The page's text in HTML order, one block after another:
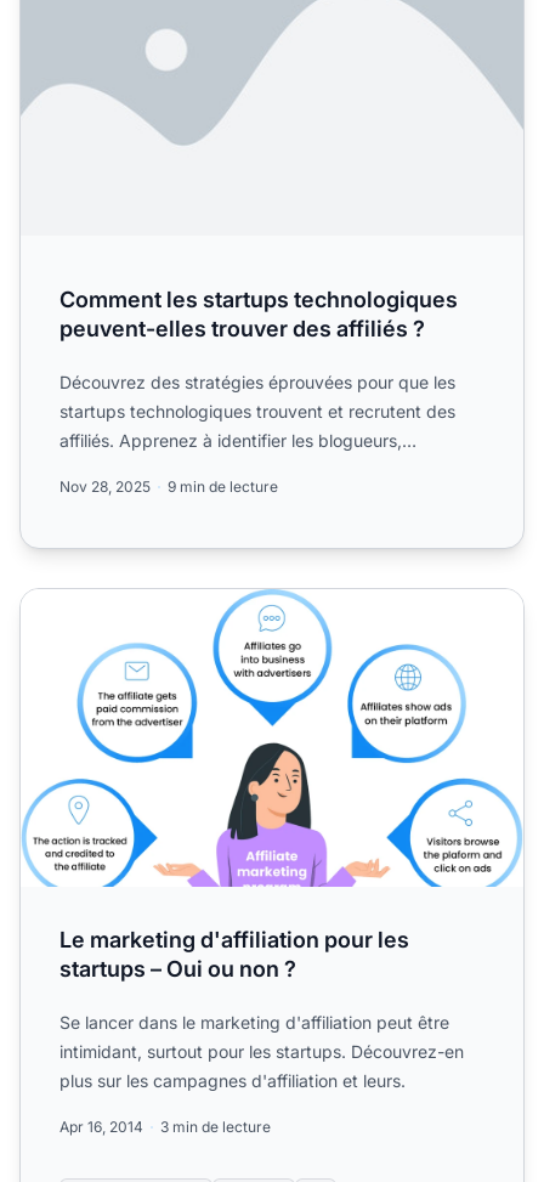
Comment les startups technologiques
peuvent-elles trouver des affiliés ?
Découvrez des stratégies éprouvées pour que les
startups technologiques trouvent et recrutent des
affiliés. Apprenez à identifier les blogueurs,
Nov 28, 2025 9 min de lecture
Le marketing d'affiliation pour les startups – Oui ou non ?
Le marketing d'affiliation pour les
startups – Oui ou non ?
Se lancer dans le marketing d'affiliation peut être
intimidant, surtout pour les startups. Découvrez-en
plus sur les campagnes d'affiliation et leurs.
Apr 16, 2014 3 min de lecture